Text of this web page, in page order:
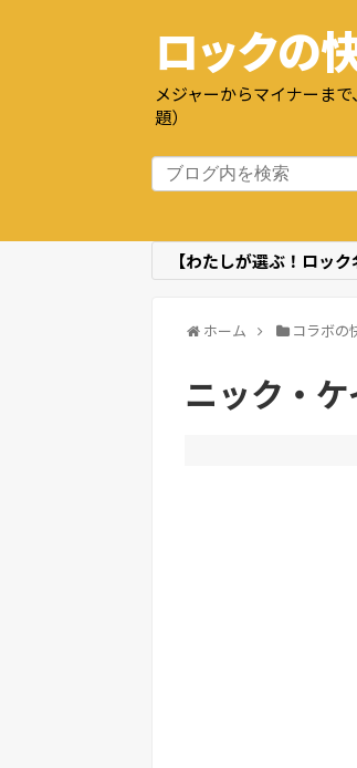
ロックの
メジャーからマイナーま
題）
【わたしが選ぶ！ロッ
ホーム コラボの
ニック・